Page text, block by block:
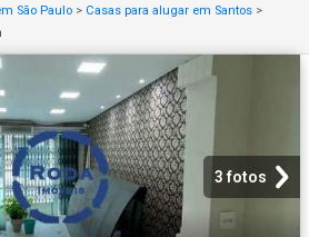
São Paulo > Casas para alugar em Santos >
3 fotos